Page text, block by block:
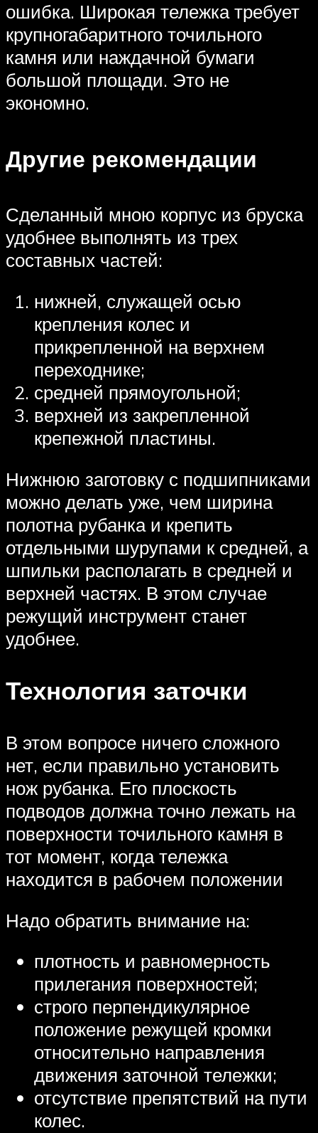
ошибка. Широкая тележка требует
крупногабаритного точильного
камня или наждачной бумаги
большой площади. Это не
экономно.
Другие рекомендации
Сделанный мною корпус из бруска
удобнее выполнять из трех
составных частей:
нижней, служащей осью
крепления колес и
прикрепленной на верхнем
переходнике;
средней прямоугольной;
верхней из закрепленной
крепежной пластины.
Нижнюю заготовку с подшипниками
можно делать уже, чем ширина
полотна рубанка и крепить
отдельными шурупами к средней, а
шпильки располагать в средней и
верхней частях. В этом случае
режущий инструмент станет
удобнее.
Технология заточки
В этом вопросе ничего сложного
нет, если правильно установить
нож рубанка. Его плоскость
подводов должна точно лежать на
поверхности точильного камня в
тот момент, когда тележка
находится в рабочем положении
Надо обратить внимание на:
плотность и равномерность
прилегания поверхностей;
строго перпендикулярное
положение режущей кромки
относительно направления
движения заточной тележки;
отсутствие препятствий на пути
колес.